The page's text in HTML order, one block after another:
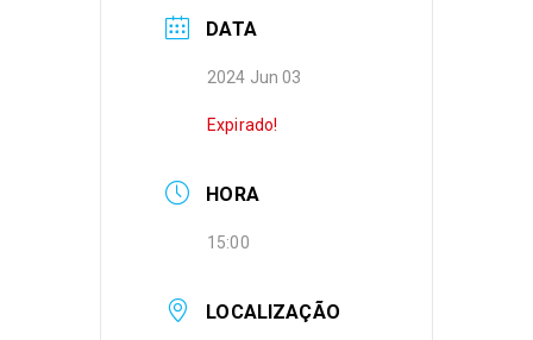
DATA
2024 Jun 03
Expirado!
HORA
15:00
LOCALIZAÇÃO